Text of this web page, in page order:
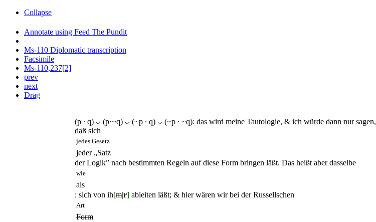
Collapse
Annotate using Feed The Pundit
Ms-110 Diplomatic transcription
Facsimile
Ms-110,237[2]
prev
next
Drag
(p ∙ q) ⌵ (p·~q) ⌵ (~p ∙ q) ⌵ (~p ∙ ~q): das wird meine Tautologie, & ich würde dann nur sagen,
daß sich
jedes Gesetz
jeder „Satz
der Logik” nach bestimmten Regeln auf diese Form bringen läßt. Das heißt aber dasselbe
wie
als
: sich von ih[m|r] ableiten läßt; & hier wären wir bei der Russellschen
Art
Form